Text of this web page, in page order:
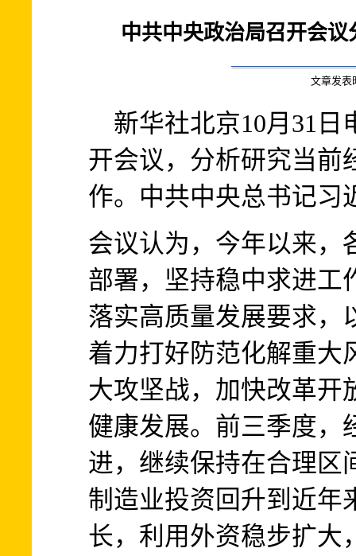
中共中央政治局召开会
文章发表
新华社北京10月31日
开会议，分析研究当前
作。中共中央总书记习
会议认为，今年以来，
部署，坚持稳中求进工
落实高质量发展要求，
着力打好防范化解重大
大攻坚战，加快改革开
健康发展。前三季度，
进，继续保持在合理区
制造业投资回升到近年
长，利用外资稳步扩大